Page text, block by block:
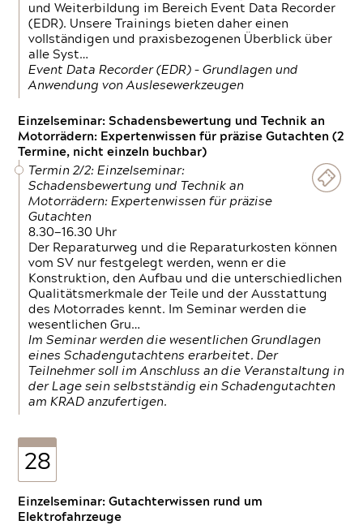
und Weiterbildung im Bereich Event Data Recorder
(EDR). Unsere Trainings bieten daher einen
vollständigen und praxisbezogenen Überblick über
alle Syst…
Event Data Recorder (EDR) – Grundlagen und
Anwendung von Auslesewerkzeugen
Einzelseminar: Schadensbewertung und Technik an
Motorrädern: Expertenwissen für präzise Gutachten (2
Termine, nicht einzeln buchbar)
Termin 2/2: Einzelseminar:
Schadensbewertung und Technik an
Motorrädern: Expertenwissen für präzise
Gutachten
8.30—16.30 Uhr
Der Reparaturweg und die Reparaturkosten können
vom SV nur festgelegt werden, wenn er die
Konstruktion, den Aufbau und die unterschiedlichen
Qualitätsmerkmale der Teile und der Ausstattung
des Motorrades kennt. Im Seminar werden die
wesentlichen Gru…
Im Seminar werden die wesentlichen Grundlagen
eines Schadengutachtens erarbeitet. Der
Teilnehmer soll im Anschluss an die Veranstaltung in
der Lage sein selbstständig ein Schadengutachten
am KRAD anzufertigen.
28
Einzelseminar: Gutachterwissen rund um
Elektrofahrzeuge